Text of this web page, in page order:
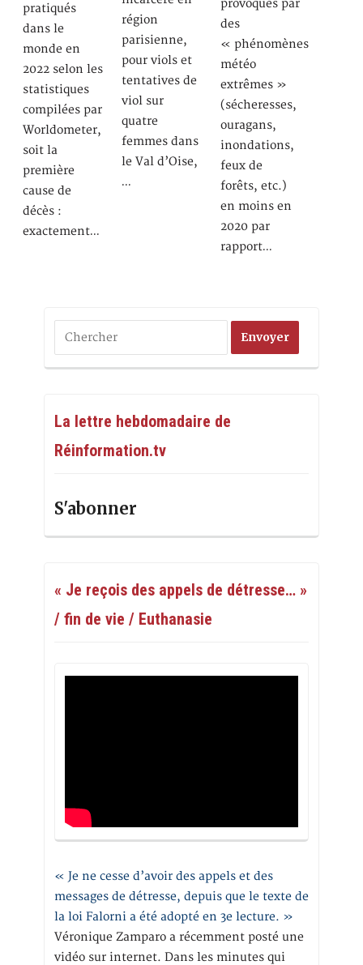
pratiqués
dans le
monde en
2022 selon les
statistiques
compilées par
Worldometer,
soit la
première
cause de
décès :
exactement…
région
parisienne,
pour viols et
tentatives de
viol sur
quatre
femmes dans
le Val d’Oise,
…
provoqués par
des
« phénomènes
météo
extrêmes »
(sécheresses,
ouragans,
inondations,
feux de
forêts, etc.)
en moins en
2020 par
rapport…
La lettre hebdomadaire de
Réinformation.tv
S'abonner
« Je reçois des appels de détresse… »
/ fin de vie / Euthanasie
« Je ne cesse d’avoir des appels et des
messages de détresse, depuis que le texte de
la loi Falorni a été adopté en 3e lecture. »
Véronique Zamparo a récemment posté une
vidéo sur internet. Dans les minutes qui